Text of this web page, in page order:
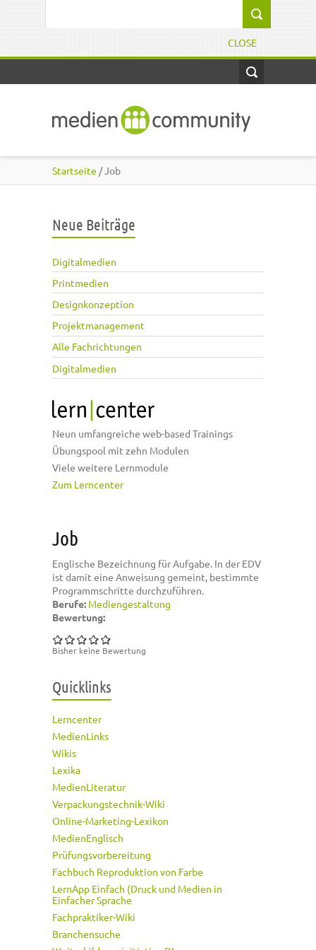
CLOSE
Startseite / Job
Neue Beiträge
Digitalmedien
Printmedien
Designkonzeption
Projektmanagement
Alle Fachrichtungen
Digitalmedien
Neun umfangreiche web-based Trainings
Übungspool mit zehn Modulen
Viele weitere Lernmodule
Zum Lerncenter
Job
Englische Bezeichnung für Aufgabe. In der EDV
ist damit eine Anweisung gemeint, bestimmte
Programmschritte durchzuführen.
Berufe: Mediengestaltung
Bewertung:
Bisher keine Bewertung
Quicklinks
Lerncenter
MedienLinks
Wikis
Lexika
MedienLiteratur
Verpackungstechnik-Wiki
Online-Marketing-Lexikon
MedienEnglisch
Prüfungsvorbereitung
Fachbuch Reproduktion von Farbe
LernApp Einfach (Druck und Medien in
Einfacher Sprache
Fachpraktiker-Wiki
Branchensuche